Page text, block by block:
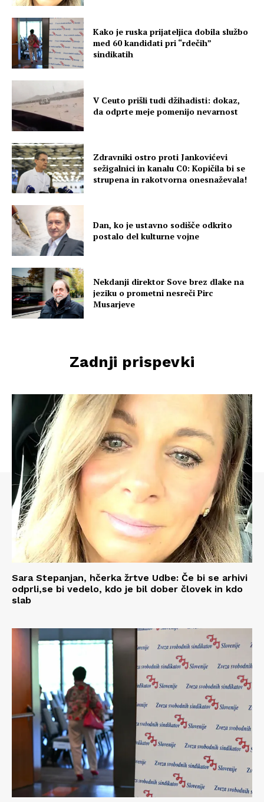
Kako je ruska prijateljica dobila službo
med 60 kandidati pri “rdečih”
sindikatih
V Ceuto prišli tudi džihadisti: dokaz,
da odprte meje pomenijo nevarnost
Zdravniki ostro proti Jankovićevi
sežigalnici in kanalu C0: Kopičila bi se
strupena in rakotvorna onesnaževala!
Dan, ko je ustavno sodišče odkrito
postalo del kulturne vojne
Nekdanji direktor Sove brez dlake na
jeziku o prometni nesreči Pirc
Musarjeve
Zadnji prispevki
Sara Stepanjan, hčerka žrtve Udbe: Če bi se arhivi
odprli,se bi vedelo, kdo je bil dober človek in kdo
slab